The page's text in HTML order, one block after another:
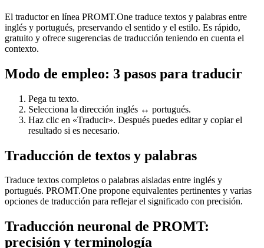
El traductor en línea PROMT.One traduce textos y palabras entre
inglés y portugués, preservando el sentido y el estilo. Es rápido,
gratuito y ofrece sugerencias de traducción teniendo en cuenta el
contexto.
Modo de empleo: 3 pasos para traducir
Pega tu texto.
Selecciona la dirección inglés ↔ portugués.
Haz clic en «Traducir». Después puedes editar y copiar el
resultado si es necesario.
Traducción de textos y palabras
Traduce textos completos o palabras aisladas entre inglés y
portugués. PROMT.One propone equivalentes pertinentes y varias
opciones de traducción para reflejar el significado con precisión.
Traducción neuronal de PROMT:
precisión y terminología